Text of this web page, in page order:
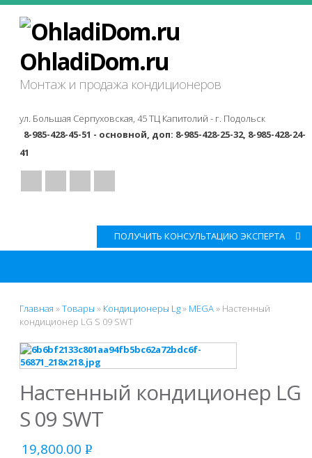
OhladiDom.ru
Монтаж и продажа кондиционеров
ул. Большая Серпуховская, 45 ТЦ Капитолий - г. Подольск
8-985-428-45-51 - основной, доп: 8-985-428-25-32, 8-985-428-24-
41
ПОЛУЧИТЬ КОНСУЛЬТАЦИЮ ЭКСПЕРТА
Главная »Товары » Кондиционеры Lg» MEGA» Настенный
кондиционер LG S 09 SWT
Настенный кондиционер LG
S 09 SWT
19,800.00 Р